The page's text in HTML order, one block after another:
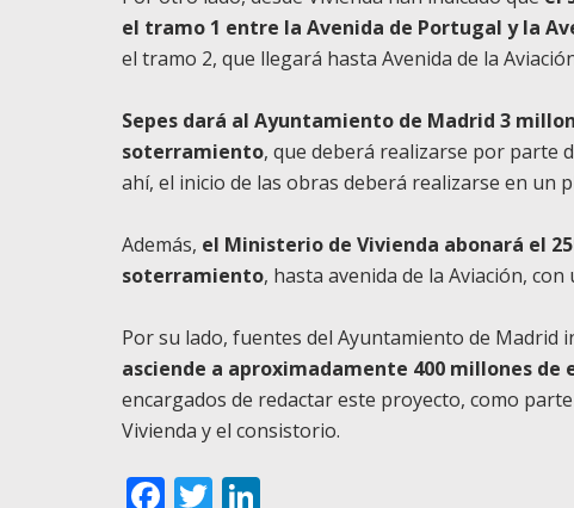
el tramo 1 entre la Avenida de Portugal y la
el tramo 2, que llegará hasta Avenida de la
Sepes dará al Ayuntamiento de Madrid 3
soterramiento, que deberá realizarse por parte
ahí, el inicio de las obras deberá realizarse en un
Además, el Ministerio de Vivienda abonará el
soterramiento, hasta avenida de la Aviación,
Por su lado, fuentes del Ayuntamiento de Madrid
asciende a aproximadamente 400 millones de
encargados de redactar este proyecto, como
Vivienda y el consistorio.
Facebook
Twitter